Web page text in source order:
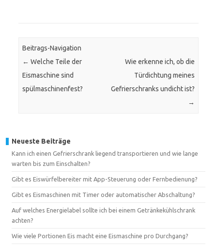
Beitrags-Navigation
← Welche Teile der
Eismaschine sind
spülmaschinenfest?
Wie erkenne ich, ob die
Türdichtung meines
Gefrierschranks undicht ist?
→
Neueste Beiträge
Kann ich einen Gefrierschrank liegend transportieren und wie lange
warten bis zum Einschalten?
Gibt es Eiswürfelbereiter mit App-Steuerung oder Fernbedienung?
Gibt es Eismaschinen mit Timer oder automatischer Abschaltung?
Auf welches Energielabel sollte ich bei einem Getränkekühlschrank
achten?
Wie viele Portionen Eis macht eine Eismaschine pro Durchgang?